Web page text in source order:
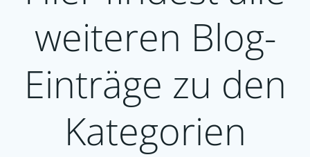
weiteren Blog-
Einträge zu den
Kategorien